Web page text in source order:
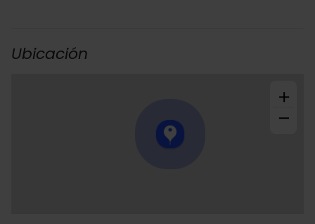
Ubicación
+
−